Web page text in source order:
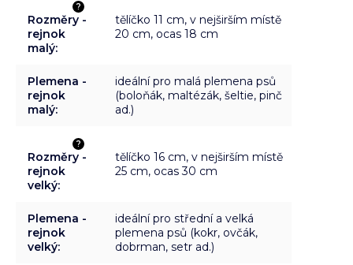
?
Rozměry -
rejnok
malý:
tělíčko 11 cm, v nejširším místě
20 cm, ocas 18 cm
Plemena -
rejnok
malý:
ideální pro malá plemena psů
(boloňák, maltézák, šeltie, pinč
ad.)
?
Rozměry -
rejnok
velký:
tělíčko 16 cm, v nejširším místě
25 cm, ocas 30 cm
Plemena -
rejnok
velký:
ideální pro střední a velká
plemena psů (kokr, ovčák,
dobrman, setr ad.)